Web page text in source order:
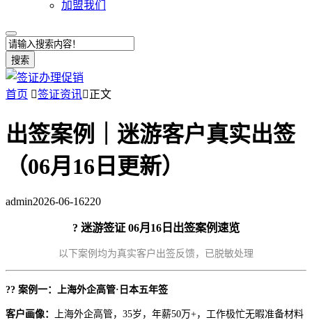
加盟我们
搜索
首页 签证资讯正文
出签案例｜迷游客户真实出签
（06月16日更新）
admin2026-06-16220
? 迷游签证 06月16日出签案例速览
以下案例均为真实客户出签反馈，已脱敏处理
?? 案例一：上海外企高管·日本五年签
客户画像： 上海外企高管，35岁，年薪50万+，工作极忙无暇准备材料